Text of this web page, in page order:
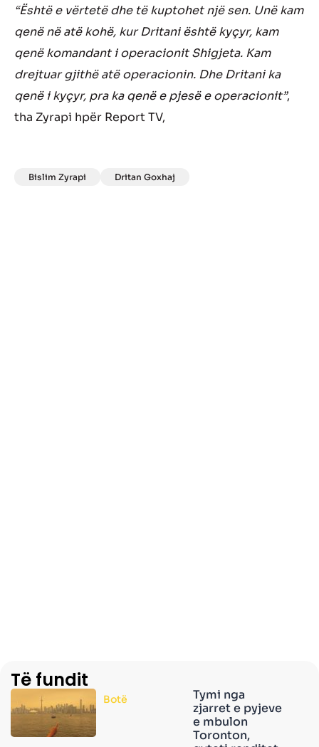
“Është e vërtetë dhe të kuptohet një sen. Unë kam
qenë në atë kohë, kur Dritani është kyçyr, kam
qenë komandant i operacionit Shigjeta. Kam
drejtuar gjithë atë operacionin. Dhe Dritani ka
qenë i kyçyr, pra ka qenë e pjesë e operacionit”,
tha Zyrapi hpër Report TV,
Bislim Zyrapi Dritan Goxhaj
Të fundit
Botë
Tymi nga
zjarret e pyjeve
e mbulon
Toronton,